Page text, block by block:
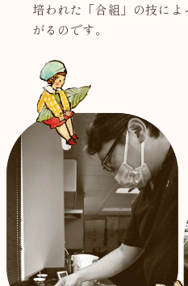
培われた「合組」の技に
がるのです。